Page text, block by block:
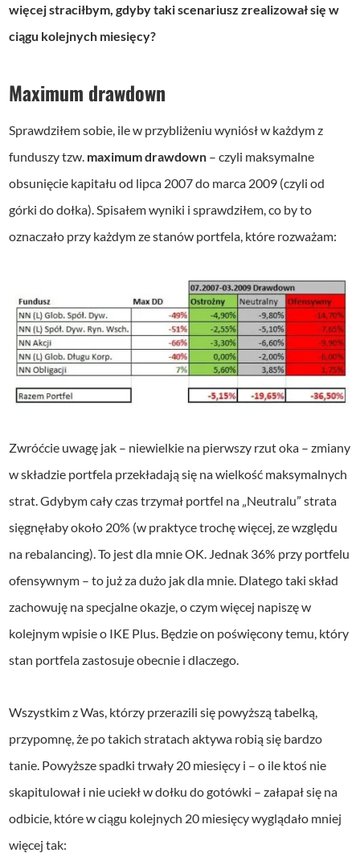
więcej straciłbym, gdyby taki scenariusz zrealizował się w
ciągu kolejnych miesięcy?
Maximum drawdown
Sprawdziłem sobie, ile w przybliżeniu wyniósł w każdym z
funduszy tzw. maximum drawdown – czyli maksymalne
obsunięcie kapitału od lipca 2007 do marca 2009 (czyli od
górki do dołka). Spisałem wyniki i sprawdziłem, co by to
oznaczało przy każdym ze stanów portfela, które rozważam:
Zwróćcie uwagę jak – niewielkie na pierwszy rzut oka – zmiany
w składzie portfela przekładają się na wielkość maksymalnych
strat. Gdybym cały czas trzymał portfel na „Neutralu” strata
sięgnęłaby około 20% (w praktyce trochę więcej, ze względu
na rebalancing). To jest dla mnie OK. Jednak 36% przy portfelu
ofensywnym – to już za dużo jak dla mnie. Dlatego taki skład
zachowuję na specjalne okazje, o czym więcej napiszę w
kolejnym wpisie o IKE Plus. Będzie on poświęcony temu, który
stan portfela zastosuje obecnie i dlaczego.
Wszystkim z Was, którzy przerazili się powyższą tabelką,
przypomnę, że po takich stratach aktywa robią się bardzo
tanie. Powyższe spadki trwały 20 miesięcy i – o ile ktoś nie
skapitulował i nie uciekł w dołku do gotówki – załapał się na
odbicie, które w ciągu kolejnych 20 miesięcy wyglądało mniej
więcej tak: